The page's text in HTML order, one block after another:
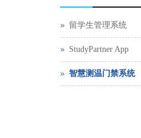
留学生管理系统
StudyPartner App
智慧测温门禁系统